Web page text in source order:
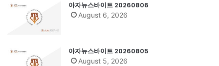
아자뉴스바이트 20260806
August 6, 2026
아자뉴스바이트 20260805
August 5, 2026